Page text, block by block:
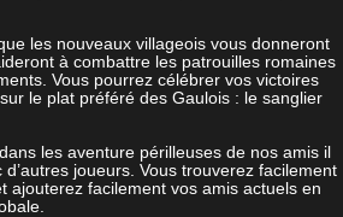
les nouveaux villageois vous donneront
à combattre les patrouilles romaines
Vous pourrez célébrer vos victoires
le plat préféré des Gaulois : le sanglier
les aventure périlleuses de nos amis il
joueurs. Vous trouverez facilement
ajouterez facilement vos amis actuels en